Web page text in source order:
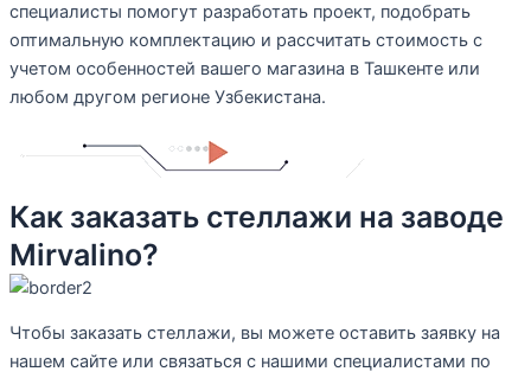
специалисты помогут разработать проект, подобрать
оптимальную комплектацию и рассчитать стоимость с
учетом особенностей вашего магазина в Ташкенте или
любом другом регионе Узбекистана.
Как заказать стеллажи на заводе
Mirvalino?
Чтобы заказать стеллажи, вы можете оставить заявку на
нашем сайте или связаться с нашими специалистами по